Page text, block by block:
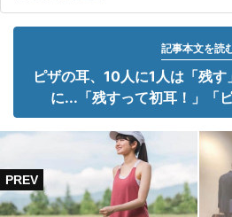
記事本文を読
ピザの耳、10人に1人は「残
に...「残すって初耳！」「